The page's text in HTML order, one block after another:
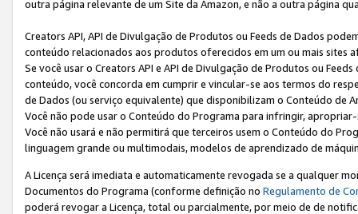
outra página relevante de um Site da Amazon, e não a outra página
Creators API, API de Divulgação de Produtos ou Feeds de Dados
conteúdo relacionados aos produtos oferecidos em um ou mais sites
Se você usar o Creators API e API de Divulgação de Produtos ou
conteúdo, você concorda em cumprir e vincular-se aos termos do
de Dados (ou serviço equivalente) que disponibilizam o Conteúdo de
Você não pode usar o Conteúdo do Programa para infringir,
Você não usará e não permitirá que terceiros usem o Conteúdo do
linguagem grande ou multimodais, modelos de aprendizado de
A Licença será imediata e automaticamente revogada se a qualquer
Documentos do Programa (conforme definição no Regulamento de
poderá revogar a Licença, total ou parcialmente, por meio de de